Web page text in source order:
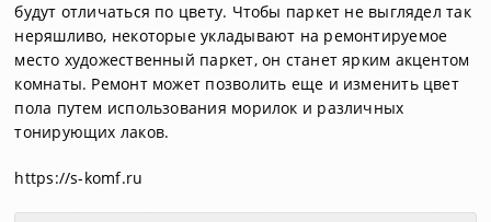
будут отличаться по цвету. Чтобы паркет не выглядел так
неряшливо, некоторые укладывают на ремонтируемое
место художественный паркет, он станет ярким акцентом
комнаты. Ремонт может позволить еще и изменить цвет
пола путем использования морилок и различных
тонирующих лаков.
https://s-komf.ru